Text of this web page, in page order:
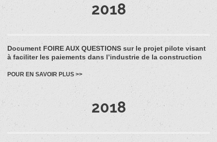
2018
Document FOIRE AUX QUESTIONS sur le projet pilote visant
à faciliter les paiements dans l’industrie de la construction
POUR EN SAVOIR PLUS >>
2018